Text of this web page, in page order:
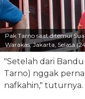
Pak Tarno saat ditemui
Warakas, Jakarta, Selasa
"Setelah dari
Tarno) nggak
nafkahin," tuturnya.